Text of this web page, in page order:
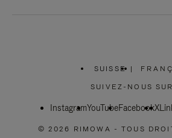
SUISSE
VOTRE
|
SUIVEZ-NOUS
InstagramYouTubeFacebookX
© 2026 RIMOWA - TOUS